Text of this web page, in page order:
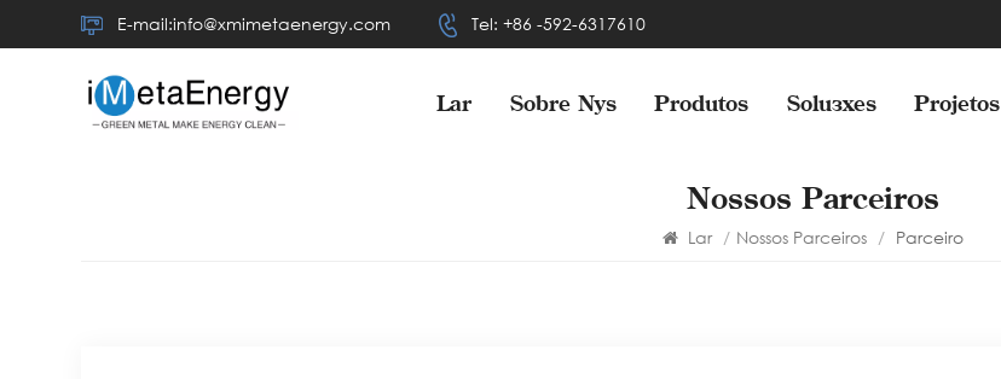
E-mail:info@xmimetaenergy.com Tel: +86 -592-6317610
Lar Sobre Nós Produtos Soluções Projetos
Nossos Parceiros
Lar / Nossos Parceiros / Parceiro